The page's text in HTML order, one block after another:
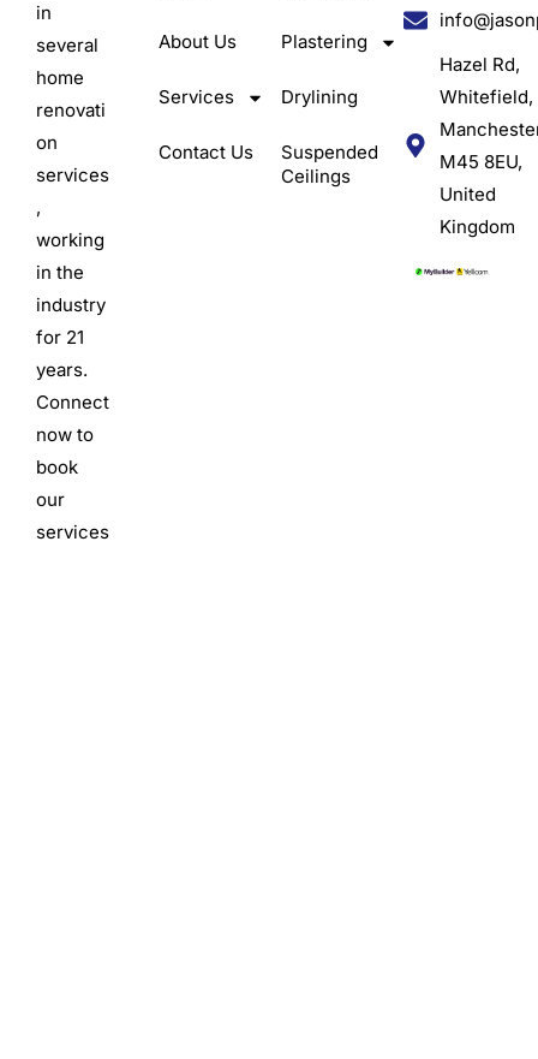
in
several
home
renovati
on
services
,
working
in the
industry
for 21
years.
Connect
now to
book
our
services
About Us
Services
Contact Us
Plastering
Drylining
Suspended
Ceilings
Hazel Rd,
Whitefield,
M45 8EU,
United
Kingdom